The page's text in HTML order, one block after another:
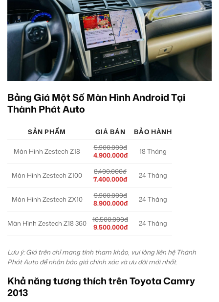
Bảng Giá Một Số Màn Hình Android Tại
Thành Phát Auto
SẢN PHẨM GIÁ BÁN BẢO HÀNH
Màn Hình Zestech Z18
5.900.000đ
4.900.000đ
18 Tháng
Màn Hình Zestech Z100
8.400.000đ
7.400.000đ
24 Tháng
Màn Hình Zestech ZX10
9.900.000đ
8.900.000đ
24 Tháng
Màn Hình Zestech Z18 360
10.500.000đ
9.500.000đ
24 Tháng
Lưu ý: Giá trên chỉ mang tính tham khảo, vui lòng liên hệ Thành
Phát Auto để nhận báo giá chính xác và ưu đãi mới nhất.
Khả năng tương thích trên Toyota Camry
2013